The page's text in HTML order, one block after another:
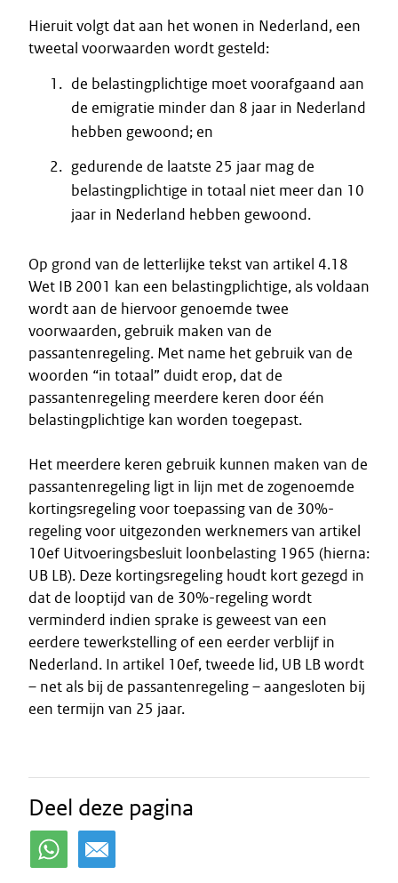
Hieruit volgt dat aan het wonen in Nederland, een
tweetal voorwaarden wordt gesteld:
de belastingplichtige moet voorafgaand aan
de emigratie minder dan 8 jaar in Nederland
hebben gewoond; en
gedurende de laatste 25 jaar mag de
belastingplichtige in totaal niet meer dan 10
jaar in Nederland hebben gewoond.
Op grond van de letterlijke tekst van artikel 4.18
Wet IB 2001 kan een belastingplichtige, als voldaan
wordt aan de hiervoor genoemde twee
voorwaarden, gebruik maken van de
passantenregeling. Met name het gebruik van de
woorden “in totaal” duidt erop, dat de
passantenregeling meerdere keren door één
belastingplichtige kan worden toegepast.
Het meerdere keren gebruik kunnen maken van de
passantenregeling ligt in lijn met de zogenoemde
kortingsregeling voor toepassing van de 30%-
regeling voor uitgezonden werknemers van artikel
10ef Uitvoeringsbesluit loonbelasting 1965 (hierna:
UB LB). Deze kortingsregeling houdt kort gezegd in
dat de looptijd van de 30%-regeling wordt
verminderd indien sprake is geweest van een
eerdere tewerkstelling of een eerder verblijf in
Nederland. In artikel 10ef, tweede lid, UB LB wordt
– net als bij de passantenregeling – aangesloten bij
een termijn van 25 jaar.
Deel deze pagina